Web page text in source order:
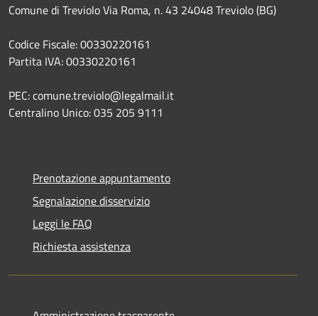
Comune di Treviolo Via Roma, n. 43 24048 Treviolo (BG)
Codice Fiscale: 00330220161
Partita IVA: 00330220161
PEC: comune.treviolo@legalmail.it
Centralino Unico:035 205 9111
Prenotazione appuntamento
Segnalazione disservizio
Leggi le FAQ
Richiesta assistenza